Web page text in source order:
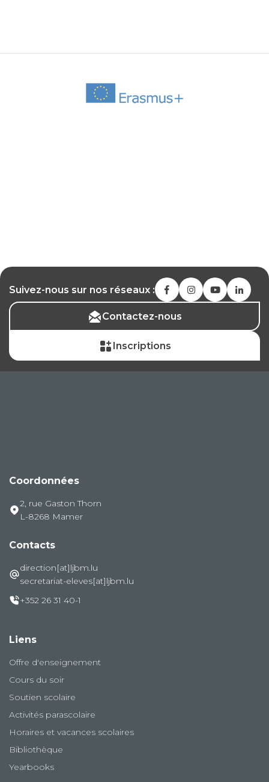
Suivez-nous sur nos réseaux :
Contactez-nous
Inscriptions
Coordonnées
2, rue Gaston Thorn
L-8268 Mamer
Contacts
direction[at]ljbm.lu
secretariat-eleves[at]ljbm.lu
+352 26 31 40-1
Liens
Offre d'enseignement
Cours du soir
Soutien scolaire
Activités parascolaire
Horaires et vacances scolaires
Bibliothèque
Yearbooks